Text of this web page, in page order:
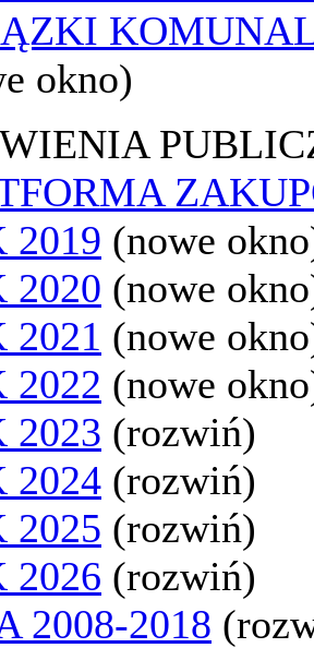
okno)
2019 (nowe
2020 (nowe
2021 (nowe
2022 (nowe
2023 (rozwiń)
2024 (rozwiń)
2025 (rozwiń)
2026 (rozwiń)
2008-2018